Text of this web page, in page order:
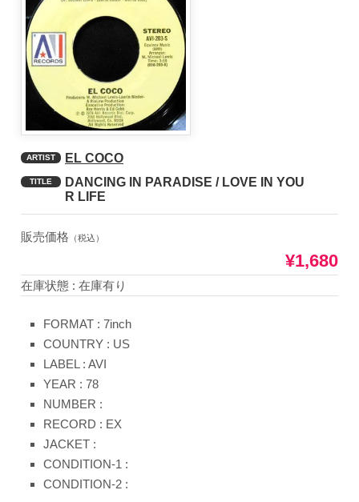
ARTIST EL COCO
TITLE
DANCING IN PARADISE / LOVE IN YOU
R LIFE
販売価格 （税込）
¥1,680
在庫状態 : 在庫有り
FORMAT : 7inch
COUNTRY : US
LABEL : AVI
YEAR : 78
NUMBER :
RECORD : EX
JACKET :
CONDITION-1 :
CONDITION-2 :